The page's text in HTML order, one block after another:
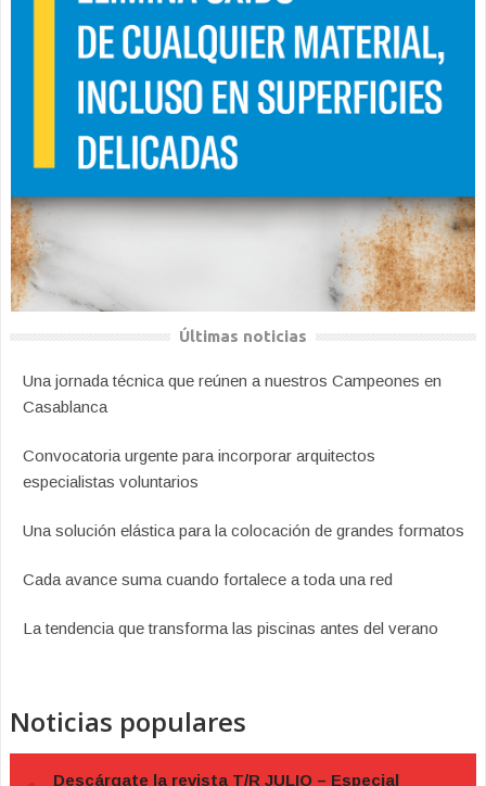
Últimas noticias
Una jornada técnica que reúnen a nuestros Campeones en
Casablanca
Convocatoria urgente para incorporar arquitectos
especialistas voluntarios
Una solución elástica para la colocación de grandes formatos
Cada avance suma cuando fortalece a toda una red
La tendencia que transforma las piscinas antes del verano
Noticias populares